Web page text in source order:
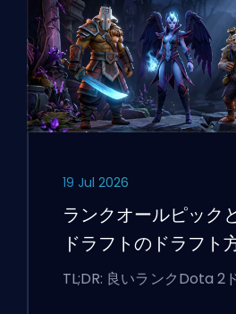
19 Jul 2026
ランクオールピック
ドラフトのドラフト
TL;DR: 良いランクDota 2